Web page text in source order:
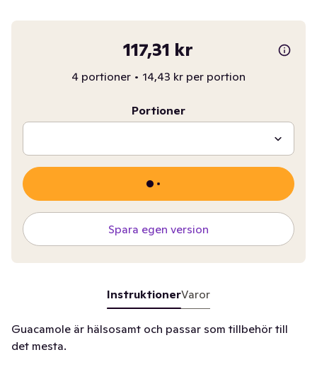
117,31 kr
4 portioner • 14,43 kr per portion
Portioner
Spara egen version
InstruktionerVaror
Guacamole är hälsosamt och passar som tillbehör till
det mesta.